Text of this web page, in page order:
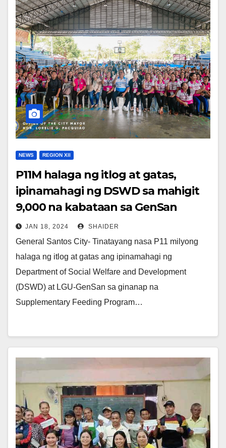
NEWS REGION XII
P11M halaga ng itlog at gatas,
ipinamahagi ng DSWD sa mahigit
9,000 na kabataan sa GenSan
JAN 18, 2024 SHAIDER
General Santos City- Tinatayang nasa P11 milyong
halaga ng itlog at gatas ang ipinamahagi ng
Department of Social Welfare and Development
(DSWD) at LGU-GenSan sa ginanap na
Supplementary Feeding Program…